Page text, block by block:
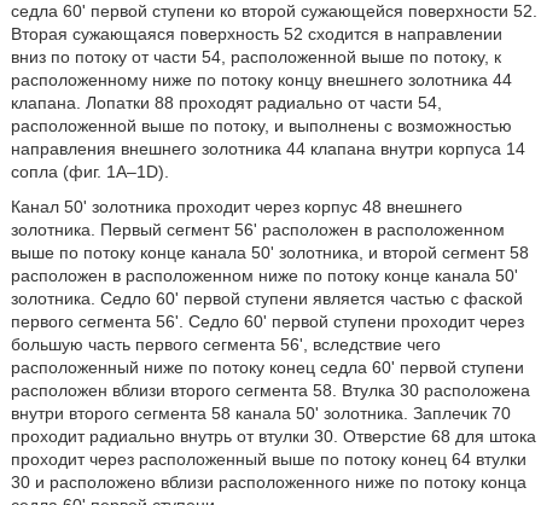
седла 60' первой ступени ко второй сужающейся поверхности 52.
Вторая сужающаяся поверхность 52 сходится в направлении
вниз по потоку от части 54, расположенной выше по потоку, к
расположенному ниже по потоку концу внешнего золотника 44
клапана. Лопатки 88 проходят радиально от части 54,
расположенной выше по потоку, и выполнены с возможностью
направления внешнего золотника 44 клапана внутри корпуса 14
сопла (фиг. 1A–1D).
Канал 50' золотника проходит через корпус 48 внешнего
золотника. Первый сегмент 56' расположен в расположенном
выше по потоку конце канала 50' золотника, и второй сегмент 58
расположен в расположенном ниже по потоку конце канала 50'
золотника. Седло 60' первой ступени является частью с фаской
первого сегмента 56'. Седло 60' первой ступени проходит через
большую часть первого сегмента 56', вследствие чего
расположенный ниже по потоку конец седла 60' первой ступени
расположен вблизи второго сегмента 58. Втулка 30 расположена
внутри второго сегмента 58 канала 50' золотника. Заплечик 70
проходит радиально внутрь от втулки 30. Отверстие 68 для штока
проходит через расположенный выше по потоку конец 64 втулки
30 и расположено вблизи расположенного ниже по потоку конца